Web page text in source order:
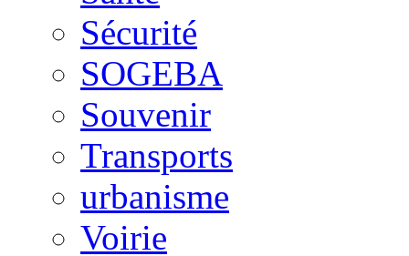
Sécurité
SOGEBA
Souvenir
Transports
urbanisme
Voirie